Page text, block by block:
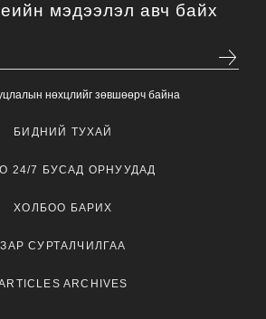
мэдээлэл авч байх
нөхцлийг зөвшөөрч байна
БИДНИЙ ТУХАЙ
24/7 БУСАД ОРНУУДАД
ХОЛБОО БАРИХ
ЗАР СУРТАЛЧИЛГАА
ARCHIVES